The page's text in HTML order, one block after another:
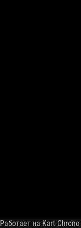
Работает на Kart Chrono